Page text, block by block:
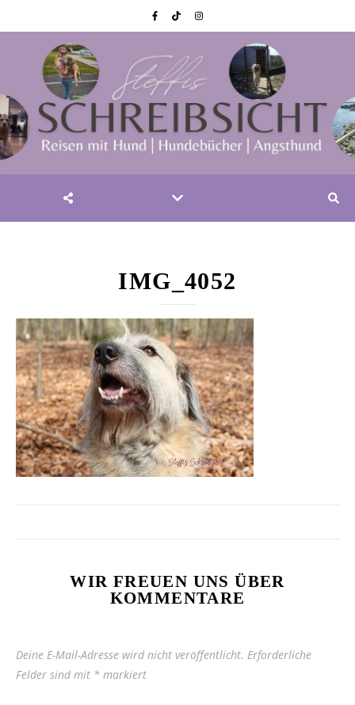
IMG_4052
WIR FREUEN UNS ÜBER
KOMMENTARE
Deine E-Mail-Adresse wird nicht veröffentlicht. Erforderliche
Felder sind mit * markiert